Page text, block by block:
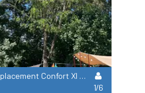
Emplacement Confort Xl Tente/Van/Caravane/Camping-Car (Avec Électricité)
1/6